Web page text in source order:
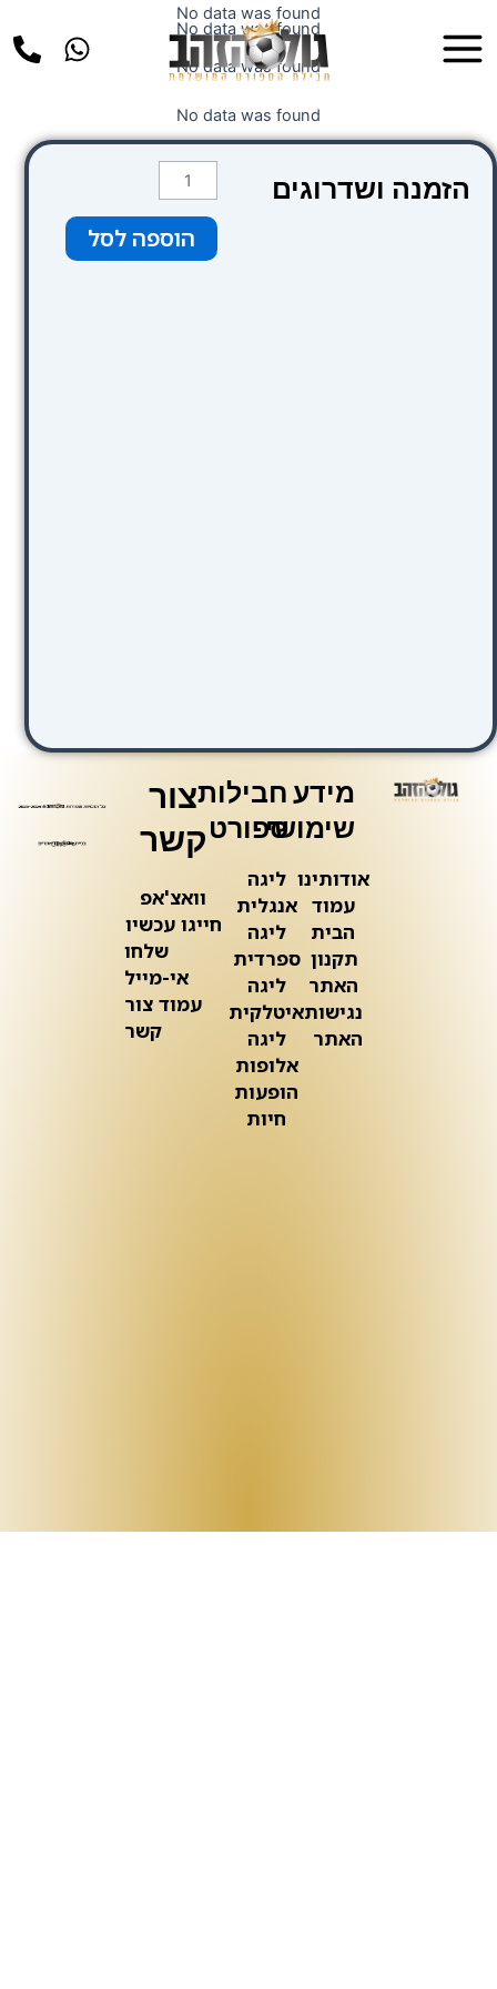
לתוכן
Menu
No data was found
No data was found
No data was found
No data was found
הזמנה ושדרוגים
כמות
של
Amsterdam
De
הוספה לסל
מידע
שימושי
אודותינו
עמוד
הבית
תקנון
האתר
נגישות
האתר
חבילות
ספורט
ליגה
אנגלית
ליגה
ספרדית
ליגה
איטלקית
ליגה
אלופות
הופעות
חיות
צור
קשר
וואצ'אפ
חייגו עכשיו
שלחו
אי-מייל
עמוד צור
קשר